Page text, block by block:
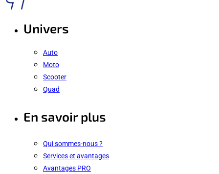
Univers
Auto
Moto
Scooter
Quad
En savoir plus
Qui sommes-nous ?
Services et avantages
Avantages PRO